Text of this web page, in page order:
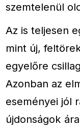
szemtelenül
Az is teljesen
mint új,
egyelőre
Azonban az
eseményei jól
újdonságok